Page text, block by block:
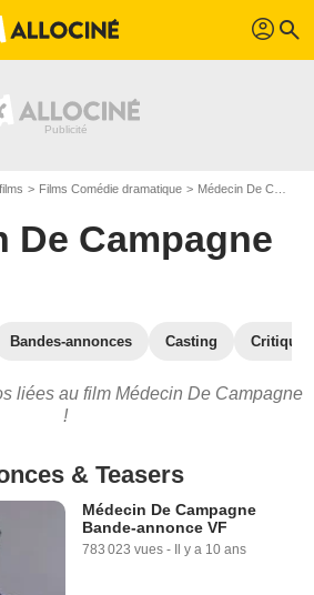
profil search
Films Comédie dramatique Médecin De Campagne
De Campagne
Bandes-annonces Casting
liées au film Médecin De Campagne
!
& Teasers
Médecin De Campagne
Bande-annonce VF
783 023 vues - Il y a 10 ans